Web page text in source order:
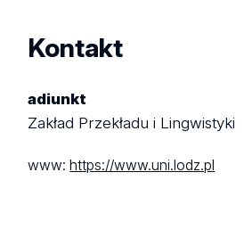
Kontakt
adiunkt
Zakład Przekładu i Lingwistyki
www:https://www.uni.lodz.pl